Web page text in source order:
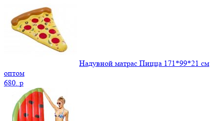
Надувной матрас Пицца 171*99*21 см
оптом
680. p